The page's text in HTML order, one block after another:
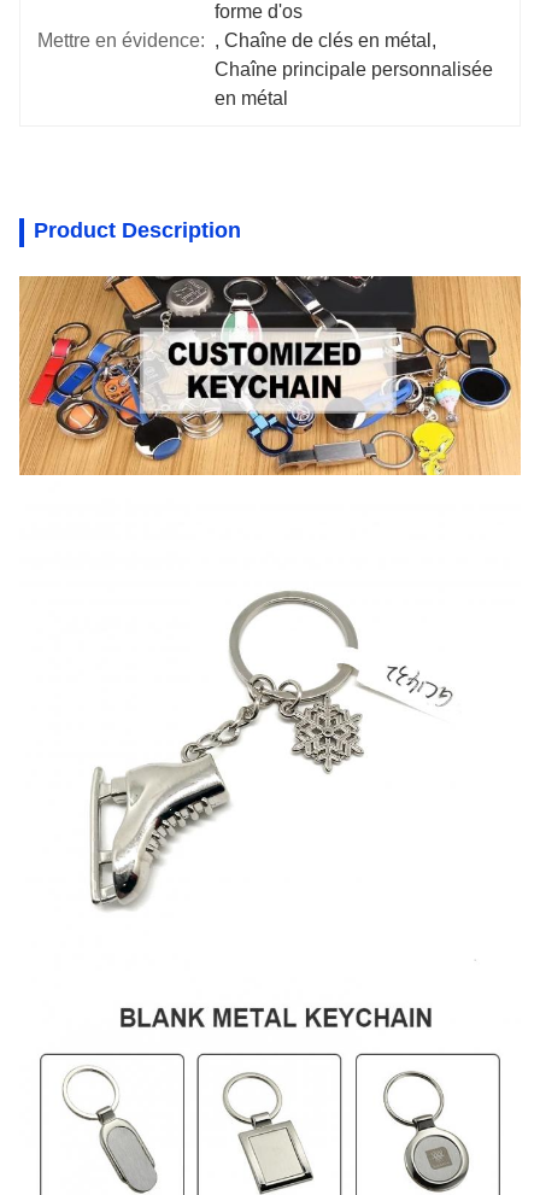
Mettre en évidence:
forme d'os
, Chaîne de clés en métal ,
Chaîne principale personnalisée
en métal
Product Description